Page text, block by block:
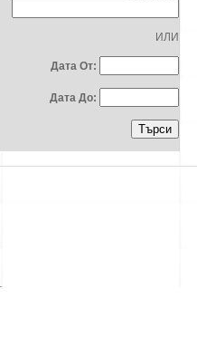
ИЛИ
Дата От:
Дата До: